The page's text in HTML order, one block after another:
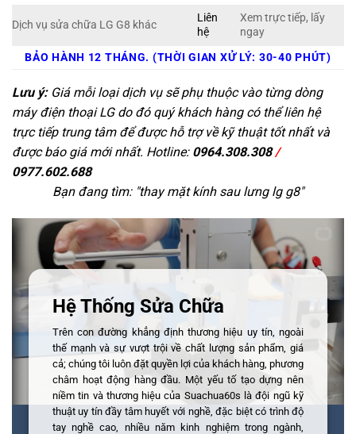
Dịch vụ sửa chữa LG G8 khác
Liên
hệ
Xem trực tiếp, lấy
ngay
BẢO HÀNH 12 THÁNG. (THỜI GIAN XỬ LÝ: 30-40 PHÚT)
Lưu ý:Giá mỗi loại dịch vụ sẽ phụ thuộc vào từng dòng
máy điện thoại LG do đó quý khách hàng có thể liên hệ
trực tiếp trung tâm để được hỗ trợ về kỹ thuật tốt nhất và
được báo giá mới nhất. Hotline: 0964.308.308/
0977.602.688
Bạn đang tìm: "thay mặt kính sau lưng lg g8"
Hệ Thống Sửa Chữa
Trên con đường khẳng định thương hiệu uy tín, ngoài
thế mạnh và sự vượt trội về chất lượng sản phẩm, giá
cả; chúng tôi luôn đặt quyền lợi của khách hàng, phương
châm hoạt động hàng đầu. Một yếu tố tạo dựng nên
niềm tin và thương hiệu của Suachua60s là đội ngũ kỹ
thuật uy tín đầy tâm huyết với nghề, đặc biệt có trình độ
tay nghề cao, nhiều năm kinh nghiệm trong ngành,